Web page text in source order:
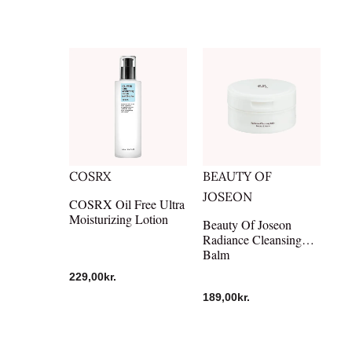
COSRX
COSRX Oil Free Ultra
Moisturizing Lotion
229,00kr.
BEAUTY OF
JOSEON
Beauty Of Joseon
Radiance Cleansing
Balm
189,00kr.